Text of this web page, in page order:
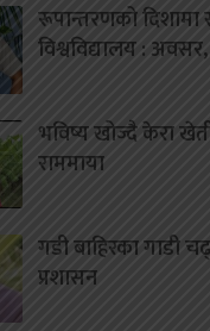
रूपान्तरणको दिशामा
विश्वविद्यालय :
भविष्य खोज्दै केरा
राममाया
गडी बाहिरका गाडी
प्रशासन